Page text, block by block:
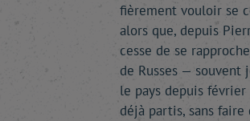
fièrement vouloir se
alors que, depuis
cesse de se
de Russes —
le pays depuis
déjà partis, sans